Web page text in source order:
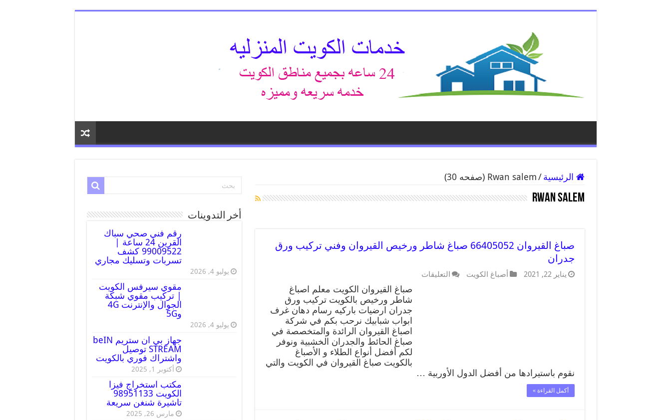
الرئيسية /Rwan salem (صفحه 30)
Rwan salem
صباغ القيروان 66405052 صباغ شاطر ورخيص القيروان وفني تركيب ورق
جدران
يناير 22, 2021 أصباغ الكويت التعليقات
صباغ القيروان الكويت معلم اصباغ
شاطر ورخيص بالكويت تركيب ورق
جدران ارضيات باركيه رسام دهان غرف
ابواب شبابيك نرحب بكم في شركة
اصباغ القيروان الرائدة والمتخصصة في
صباغ الحائط والجدران الخشبية ونوفر
لكم أفضل أنواع الطلاء و الأصباغ
بالكويت صباغ القيروان في الكويت والتي
نقوم باستيرادها من أفضل الدول الأوربية …
أكمل القراءة »
أخر التدوينات
رقم فني صحي سباك
القرين 24 ساعة |
99009522 كشف
تسربات وتسليك مجاري
يوليو 4, 2026
مقوي سيرفس الكويت
| تركيب مقوي شبكة
الجوال والإنترنت 4G
و5G
يوليو 4, 2026
جهاز بي ان ستريم beIN
STREAM توصيل
واشتراك فوري بالكويت
أكتوبر 1, 2025
مكتب استخراج فيزا
الكويت 98951133
تاشيرة شنغن سريعة
مارس 26, 2025